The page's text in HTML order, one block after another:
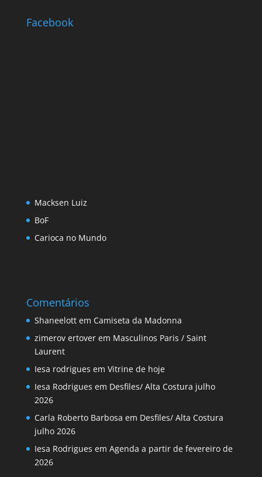
Facebook
Macksen Luiz
BoF
Carioca no Mundo
Comentários
Shaneelottem Camiseta da Madonna
zimerov ertoverem Masculinos Paris / Saint
Laurent
Iesa rodrigues em Vitrine de hoje
Iesa Rodrigues em Desfiles/ Alta Costura julho
2026
Carla Roberto Barbosa em Desfiles/ Alta Costura
julho 2026
Iesa Rodrigues em Agenda a partir de fevereiro de
2026